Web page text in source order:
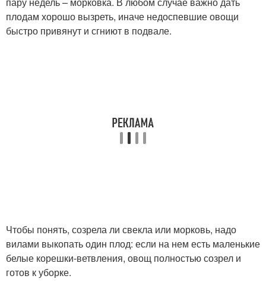
плодам хорошо вызреть, иначе недоспевшие овощи
быстро привянут и сгниют в подвале.
Чтобы понять, созрела ли свекла или морковь, надо
вилами выкопать один плод: если на нем есть маленькие
белые корешки-ветвления, овощ полностью созрел и
готов к уборке.